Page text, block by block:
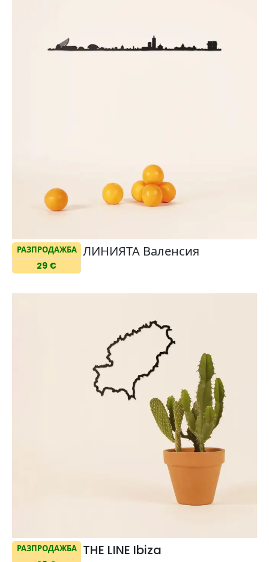
РАЗПРОДАЖБА
29 €
ЛИНИЯТА Валенсия
РАЗПРОДАЖБА THE LINE Ibiza